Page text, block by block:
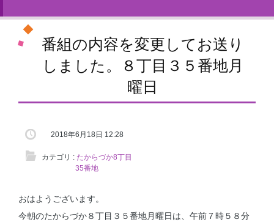
番組の内容を変更してお送り
しました。８丁目３５番地月
曜日
2018年6月18日 12:28
カテゴリ : たからづか8丁目
35番地
おはようございます。
今朝のたからづか８丁目３５番地月曜日は、午前７時５８分